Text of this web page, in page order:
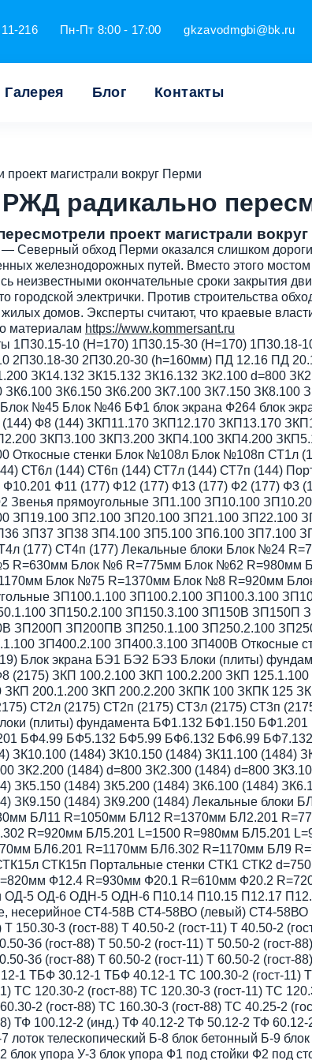
216 Пн-Пт 8:00 - 17:00 gkzavodmgbi@bk.ru
Галерея Блог Контакты
магистрали вокруг Перми
радикально
проект магистрали
обход Перми оказался слишком
железнодорожных путей. Вместо этого
неизвестными окончательные сроки закрытия
городской электрички. Против строительства
домов. Эксперты считают, что краевые
материалам https://www.kommersant.ru
1П30.15-10 (Н=170) 1П30.15-30 (Н=170) 1П30.18-
2П30.18-30 2П30.20-30 (h=160мм) ПД 12.16 ПД
ЗК14.132 ЗК15.132 ЗК16.132 ЗК2.100 d=800
ЗК6.150 ЗК6.200 ЗК7.100 ЗК7.150 ЗК8.100
№45 Блок №46 БФ1 блок экрана Ф264 блок
Ф8 (144) ЗКП11.170 ЗКП12.170 ЗКП13.170
ЗКП3.100 ЗКП3.200 ЗКП4.100 ЗКП4.200
стенки Блок №108л Блок №108п СТ1л
СТ6л (144) СТ6п (144) СТ7л (144) СТ7п (144)
Ф11 (177) Ф12 (177) Ф13 (177) Ф2 (177) Ф3
прямоугольные ЗП1.100 ЗП10.100
ЗП19.100 ЗП2.100 ЗП20.100 ЗП21.100 ЗП22.100
ЗП37 ЗП38 ЗП4.100 ЗП5.100 ЗП6.100 ЗП7.100
(177) СТ4п (177) Лекальные блоки Блок №24
R=630мм Блок №6 R=775мм Блок №62 R=980мм
Блок №75 R=1370мм Блок №8 R=920мм
ЗП100.1.100 ЗП100.2.100 ЗП100.3.100
ЗП150.2.100 ЗП150.3.100 ЗП150В ЗП150П
ЗП200П ЗП200ПВ ЗП250.1.100 ЗП250.2.100
ЗП400.2.100 ЗП400.3.100 ЗП400В Откосные
Блок экрана БЭ1 БЭ2 БЭ3 Блоки (плиты)
(2175) ЗКП 100.2.100 ЗКП 100.2.200 ЗКП
200.1.200 ЗКП 200.2.200 ЗКПК 100 ЗКПК 125
СТ2л (2175) СТ2п (2175) СТ3л (2175) СТ3п
(плиты) фундамента БФ1.132 БФ1.150
БФ4.99 БФ5.132 БФ5.99 БФ6.132 БФ6.99
(1484) ЗК10.150 (1484) ЗК11.100 (1484)
ЗК2.200 (1484) d=800 ЗК2.300 (1484) d=800
ЗК5.150 (1484) ЗК5.200 (1484) ЗК6.100 (1484)
ЗК9.150 (1484) ЗК9.200 (1484) Лекальные блоки
БЛ11 R=1050мм БЛ12 R=1370мм БЛ2.201
R=920мм БЛ5.201 L=1500 R=980мм БЛ5.201
БЛ6.201 R=1170мм БЛ6.302 R=1170мм БЛ9
СТК15п Портальные стенки СТК1 СТК2
Ф12.4 R=930мм Ф20.1 R=610мм Ф20.2
ОД-5 ОД-6 ОДН-5 ОДН-6 П10.14 П10.15 П12.17
несерийное СТ4-58В СТ4-58ВО (левый) СТ4-
3 (гост-88) Т 40.50-2 (гост-11) Т 40.50-2
3б (гост-88) Т 50.50-2 (гост-11) Т 50.50-2 (гост-
3б (гост-88) Т 60.50-2 (гост-11) Т 60.50-2 (гост-
1 ТБФ 30.12-1 ТБФ 40.12-1 ТС 100.30-2 (гост-11)
ТС 120.30-2 (гост-88) ТС 120.30-3 (гост-11) ТС
2 (гост-88) ТС 160.30-3 (гост-88) ТС 40.25-2
ТФ 100.12-2 (инд.) ТФ 40.12-2 ТФ 50.12-2 ТФ
лоток телескопический Б-8 блок бетонный Б-9
блок упора У-3 блок упора Ф1 под стойки Ф2 под